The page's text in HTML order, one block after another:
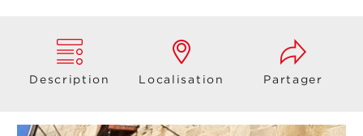
Description Localisation Partager